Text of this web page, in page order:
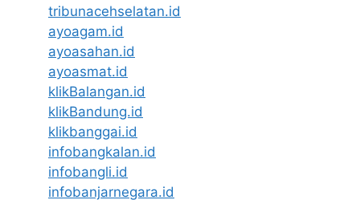
tribunacehselatan.id
ayoagam.id
ayoasahan.id
ayoasmat.id
klikBalangan.id
klikBandung.id
klikbanggai.id
infobangkalan.id
infobangli.id
infobanjarnegara.id